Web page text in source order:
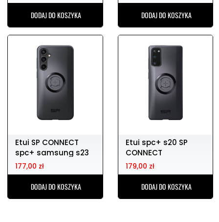
DODAJ DO KOSZYKA DODAJ DO KOSZYKA
Etui SP CONNECT
spc+ samsung s23
fe
177,00 zł
DODAJ DO KOSZYKA
Etui spc+ s20 SP
CONNECT
179,00 zł
DODAJ DO KOSZYKA